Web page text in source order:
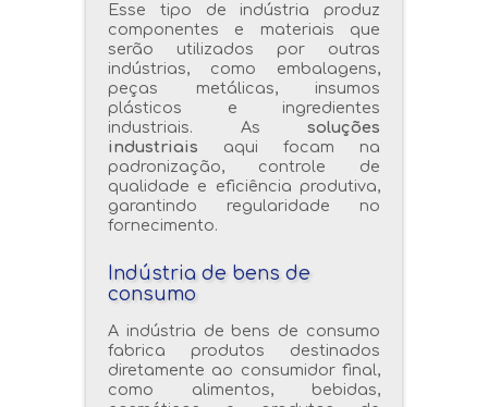
Esse tipo de indústria produz
componentes e materiais que
serão utilizados por outras
indústrias, como embalagens,
peças metálicas, insumos
plásticos e ingredientes
industriais. As soluções
industriais aqui focam na
padronização, controle de
qualidade e eficiência produtiva,
garantindo regularidade no
fornecimento.
Indústria de bens de
consumo
A indústria de bens de consumo
fabrica produtos destinados
diretamente ao consumidor final,
como alimentos, bebidas,